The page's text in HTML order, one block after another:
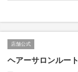
店舗公式
ヘアーサロンルート